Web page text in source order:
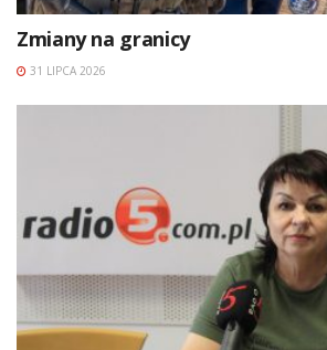
Zmiany na granicy
31 LIPCA 2026